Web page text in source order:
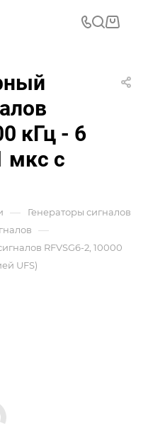
кГц - 6
мкс с
— Генераторы сигналов
—
RFVSG6-2, 10000
UFS)